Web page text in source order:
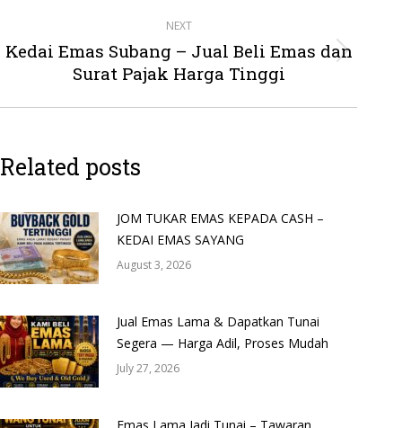
NEXT
Next
post:
Kedai Emas Subang – Jual Beli Emas dan
Surat Pajak Harga Tinggi
Related posts
JOM TUKAR EMAS KEPADA CASH –
KEDAI EMAS SAYANG
August 3, 2026
Jual Emas Lama & Dapatkan Tunai
Segera — Harga Adil, Proses Mudah
July 27, 2026